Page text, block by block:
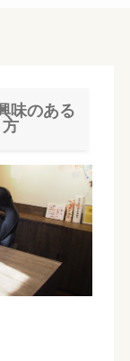
味のある
方